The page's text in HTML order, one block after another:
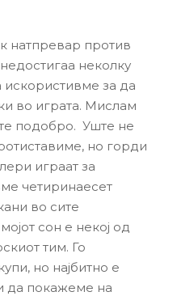
натпревар против
неколку
искористивме за да
во играта. Мислам
подобро. Уште не
но горди
играат за
четиринаесет
во сите
сон е некој од
тим. Го
но најбитно е
да покажеме на